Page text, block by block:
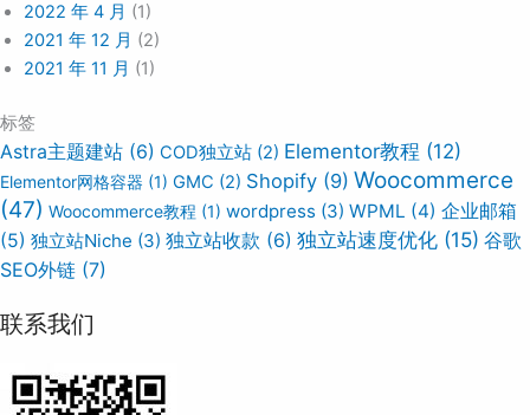
2022 年 4 月 (1)
2021 年 12 月 (2)
2021 年 11 月 (1)
标签
Astra主题建站 (6) COD独立站 (2) Elementor教程 (12)
Elementor网格容器 (1) GMC (2) Shopify (9) Woocommerce
(47) Woocommerce教程 (1) wordpress (3) WPML (4) 企业邮箱
(5) 独立站Niche (3) 独立站收款 (6) 独立站速度优化 (15) 谷歌
SEO外链 (7)
联系我们